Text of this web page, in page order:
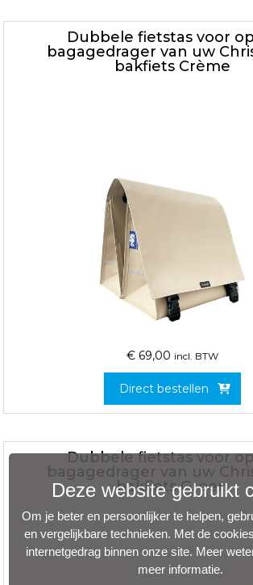
Dubbele fietstas voor
bagagedrager van uw
bakfiets Crème
€ 69,00 incl. BTW
Direct bestellen
Dubbele fietstas voor
bagagedrager van uw
bakfiets Groen
Deze website gebruikt
Om je beter en persoonlijker te helpen,
en vergelijkbare technieken. Met de
internetgedrag binnen onze site. Meer
meer informatie.